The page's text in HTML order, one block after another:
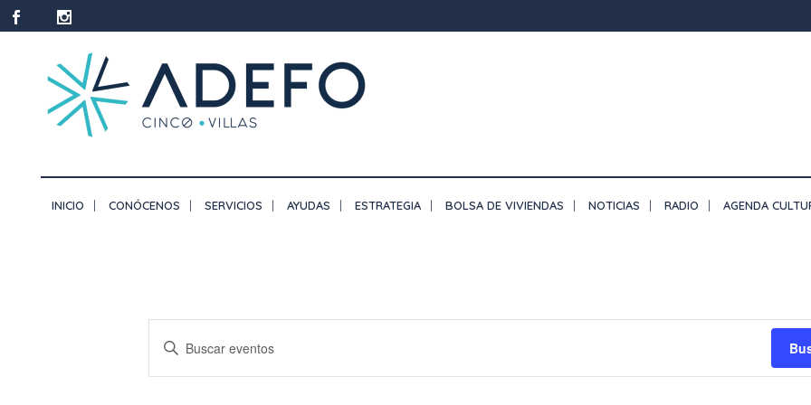
INICIO CONÓCENOS SERVICIOS AYUDAS ESTRATEGIA BOLSA DE VIVIENDAS NOTICIAS RADIO AGENDA
Navegación
de
Introduce
palabra